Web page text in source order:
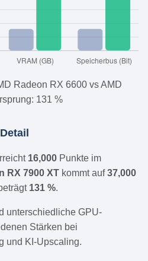
Radeon RX 6600 vs AMD
131 %
16,000 Punkte im
RX 7900 XT kommt auf37,000
131 %.
unterschiedliche GPU-
Stärken bei
und KI-Upscaling.